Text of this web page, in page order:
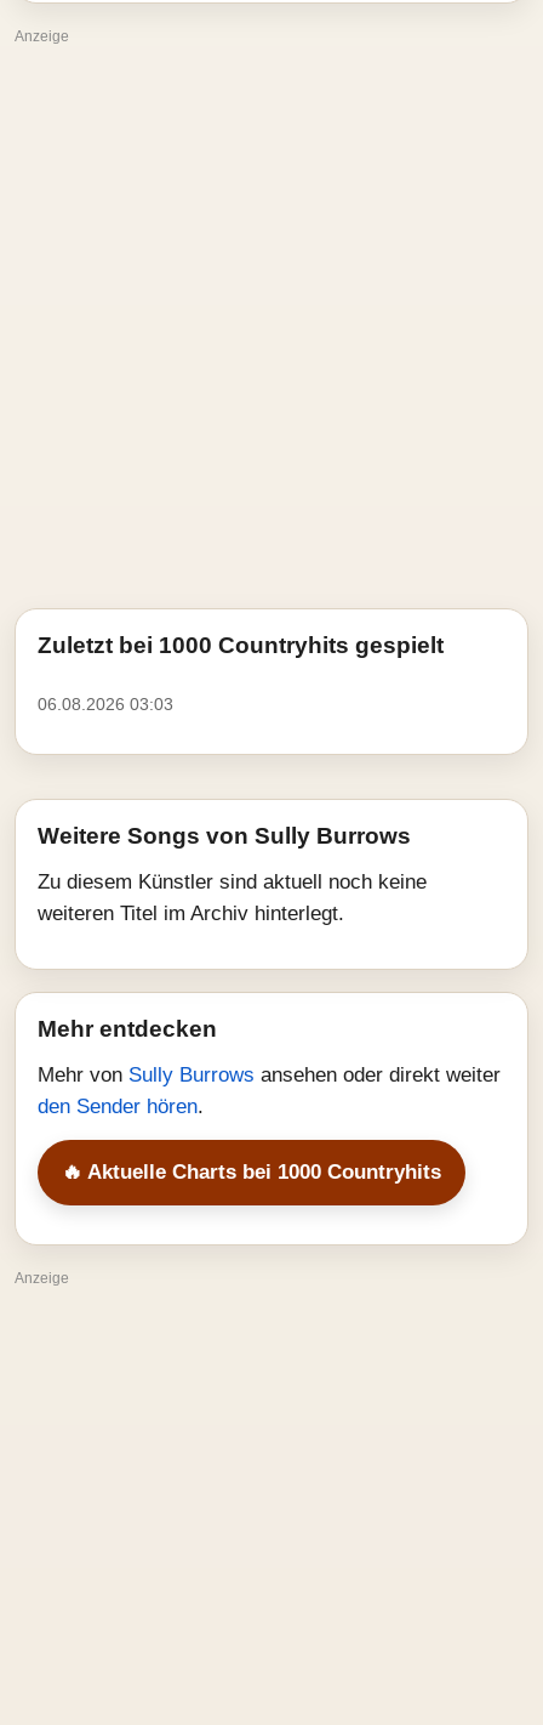
Anzeige
Zuletzt bei 1000 Countryhits gespielt
06.08.2026 03:03
Weitere Songs von Sully Burrows
Zu diesem Künstler sind aktuell noch keine
weiteren Titel im Archiv hinterlegt.
Mehr entdecken
Mehr von Sully Burrows ansehen oder direkt weiter
den Sender hören.
🔥 Aktuelle Charts bei 1000 Countryhits
Anzeige